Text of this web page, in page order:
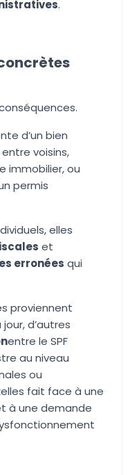
.
d’un bien
voisins,
immobilier, ou
permis
elles
et
erronées qui
proviennent
d’autres
entre le SPF
au niveau
ou
fait face à une
à une demande